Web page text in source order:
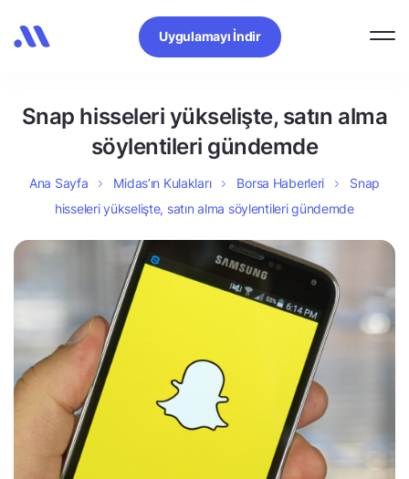
Uygulamayı İndir
Snap hisseleri yükselişte, satın alma
söylentileri gündemde
Ana Sayfa Midas’ın Kulakları Borsa Haberleri
Snap
hisseleri yükselişte, satın alma söylentileri gündemde